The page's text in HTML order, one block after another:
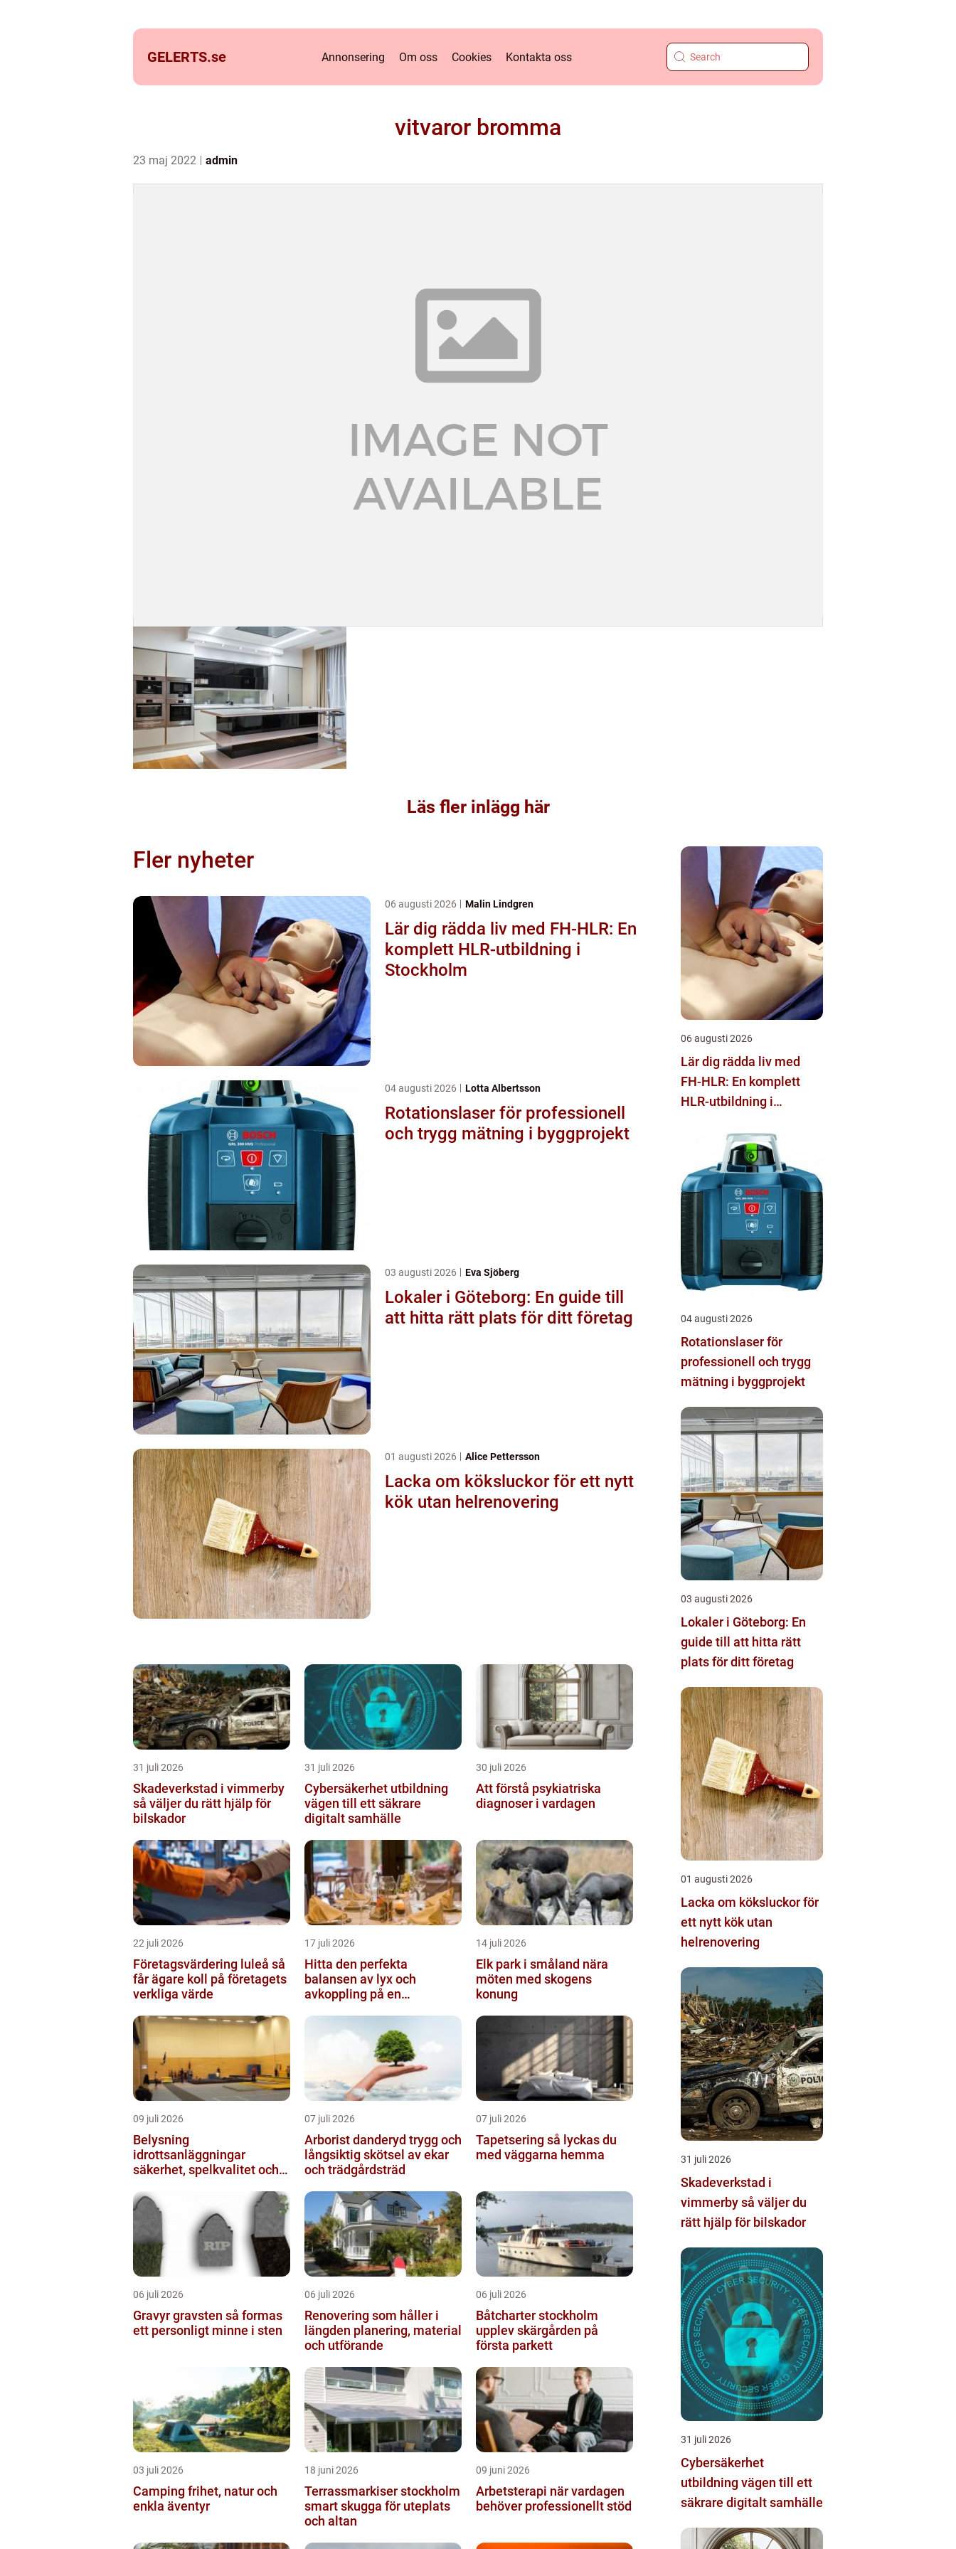
GELERTS.se Annonsering Om oss Cookies Kontakta oss
vitvaror bromma
23 maj 2022 admin
Läs fler inlägg här
Fler nyheter
06 augusti 2026 Malin Lindgren
Lär dig rädda liv med FH-HLR: En
komplett HLR-utbildning i
Stockholm
04 augusti 2026 Lotta Albertsson
Rotationslaser för professionell
och trygg mätning i byggprojekt
03 augusti 2026 Eva Sjöberg
Lokaler i Göteborg: En guide till
att hitta rätt plats för ditt företag
01 augusti 2026 Alice Pettersson
Lacka om köksluckor för ett nytt
kök utan helrenovering
31 juli 2026
Skadeverkstad i vimmerby
så väljer du rätt hjälp för
bilskador
31 juli 2026
Cybersäkerhet utbildning
vägen till ett säkrare
digitalt samhälle
30 juli 2026
Att förstå psykiatriska
diagnoser i vardagen
22 juli 2026
Företagsvärdering luleå så
får ägare koll på företagets
verkliga värde
17 juli 2026
Hitta den perfekta
balansen av lyx och
avkoppling på en
14 juli 2026
Elk park i småland nära
möten med skogens
konung
09 juli 2026
Belysning
idrottsanläggningar
säkerhet, spelkvalitet och
07 juli 2026
Arborist danderyd trygg och
långsiktig skötsel av ekar
och trädgårdsträd
07 juli 2026
Tapetsering så lyckas du
med väggarna hemma
06 juli 2026
Gravyr gravsten så formas
ett personligt minne i sten
06 juli 2026
Renovering som håller i
längden planering, material
och utförande
06 juli 2026
Båtcharter stockholm
upplev skärgården på
första parkett
03 juli 2026
Camping frihet, natur och
enkla äventyr
18 juni 2026
Terrassmarkiser stockholm
smart skugga för uteplats
och altan
09 juni 2026
Arbetsterapi när vardagen
behöver professionellt stöd
06 augusti 2026
Lär dig rädda liv med
FH-HLR: En komplett
HLR-utbildning i
04 augusti 2026
Rotationslaser för
professionell och trygg
mätning i byggprojekt
03 augusti 2026
Lokaler i Göteborg: En
guide till att hitta rätt
plats för ditt företag
01 augusti 2026
Lacka om köksluckor för
ett nytt kök utan
helrenovering
31 juli 2026
Skadeverkstad i
vimmerby så väljer du
rätt hjälp för bilskador
31 juli 2026
Cybersäkerhet
utbildning vägen till ett
säkrare digitalt samhälle